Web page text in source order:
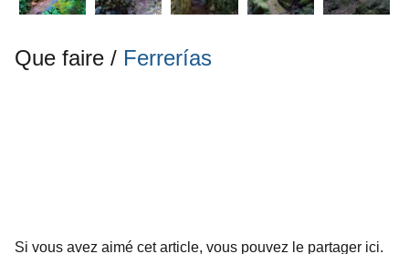
Que faire / Ferrerías
Si vous avez aimé cet article, vous pouvez le partager ici.